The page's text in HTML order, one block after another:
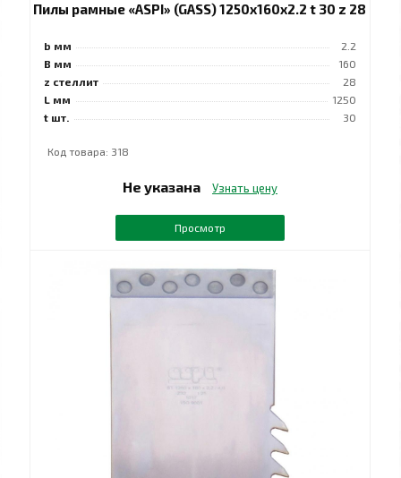
Пилы рамные «ASPI» (GASS) 1250x160x2.2 t 30 z 28
b мм
2.2
B мм
160
z стеллит
28
L мм
1250
t шт.
30
Код товара: 318
Не указана Узнать цену
Просмотр